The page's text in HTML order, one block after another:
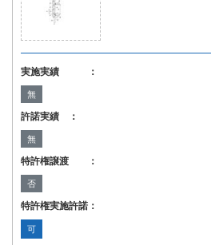
実施実績 ：
無
許諾実績 ：
無
特許権譲渡 ：
否
特許権実施許諾：
可